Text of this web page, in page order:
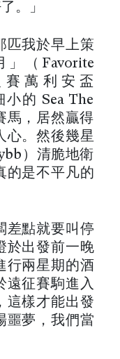
。」
匹我於早上策
（Favorite
萬利安盃
小的 Sea The
馬，居然贏得
心。然後幾星
）清脆地衛
的是不平凡的
差點就要叫停
於出發前一晚
行兩星期的酒
遠征賽駒進入
這樣才能出發
噩夢，我們當